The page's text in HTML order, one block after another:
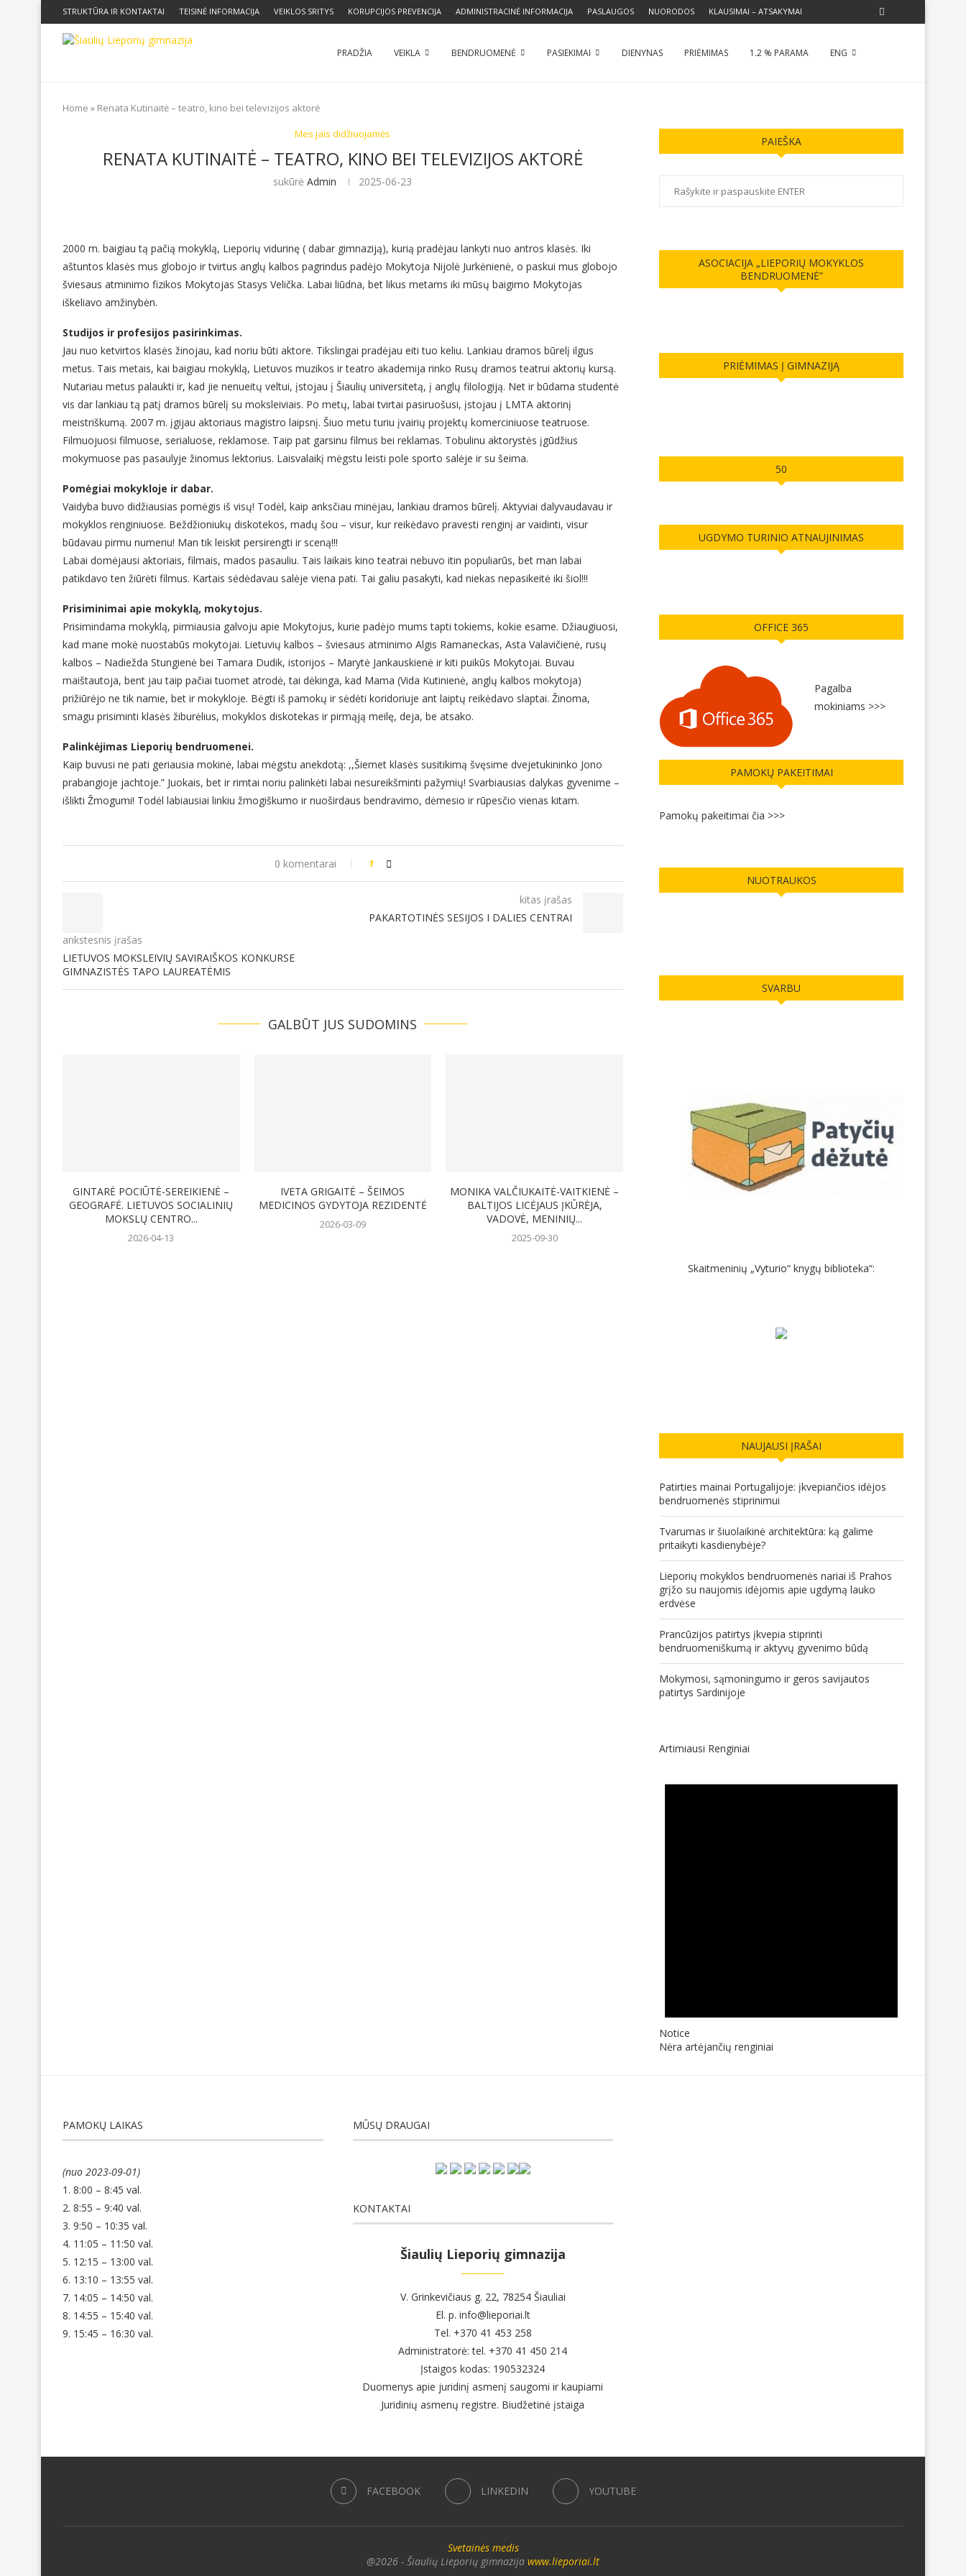
STRUKTŪRA IR KONTAKTAI TEISINĖ INFORMACIJA VEIKLOS SRITYS KORUPCIJOS PREVENCIJA ADMINISTRACINĖ INFORMACIJA PASLAUGOS NUORODOS KLAUSIMAI – ATSAKYMAI
PRADŽIA VEIKLA BENDRUOMENĖ PASIEKIMAI DIENYNAS PRIĖMIMAS 1.2 % PARAMA ENG
Home » Renata Kutinaitė – teatro, kino bei televizijos aktorė
Mes jais didžiuojamės
RENATA KUTINAITĖ – TEATRO, KINO BEI TELEVIZIJOS AKTORĖ
sukūrėAdmin 2025-06-23
2000 m. baigiau tą pačią mokyklą, Lieporių vidurinę ( dabar gimnaziją), kurią pradėjau lankyti nuo antros klasės. Iki
aštuntos klasės mus globojo ir tvirtus anglų kalbos pagrindus padėjo Mokytoja Nijolė Jurkėnienė, o paskui mus globojo
šviesaus atminimo fizikos Mokytojas Stasys Velička. Labai liūdna, bet likus metams iki mūsų baigimo Mokytojas
iškeliavo amžinybėn.
Studijos ir profesijos pasirinkimas.
Jau nuo ketvirtos klasės žinojau, kad noriu būti aktore. Tikslingai pradėjau eiti tuo keliu. Lankiau dramos būrelį ilgus
metus. Tais metais, kai baigiau mokyklą, Lietuvos muzikos ir teatro akademija rinko Rusų dramos teatrui aktorių kursą.
Nutariau metus palaukti ir, kad jie nenueitų veltui, įstojau į Šiaulių universitetą, į anglų filologiją. Net ir būdama studentė
vis dar lankiau tą patį dramos būrelį su moksleiviais. Po metų, labai tvirtai pasiruošusi, įstojau į LMTA aktorinį
meistriškumą. 2007 m. įgijau aktoriaus magistro laipsnį. Šiuo metu turiu įvairių projektų komerciniuose teatruose.
Filmuojuosi filmuose, serialuose, reklamose. Taip pat garsinu filmus bei reklamas. Tobulinu aktorystės įgūdžius
mokymuose pas pasaulyje žinomus lektorius. Laisvalaikį mėgstu leisti pole sporto salėje ir su šeima.
Pomėgiai mokykloje ir dabar.
Vaidyba buvo didžiausias pomėgis iš visų! Todėl, kaip anksčiau minėjau, lankiau dramos būrelį. Aktyviai dalyvaudavau ir
mokyklos renginiuose. Beždžioniukų diskotekos, madų šou – visur, kur reikėdavo pravesti renginį ar vaidinti, visur
būdavau pirmu numeriu! Man tik leiskit persirengti ir sceną!!!
Labai domėjausi aktoriais, filmais, mados pasauliu. Tais laikais kino teatrai nebuvo itin populiarūs, bet man labai
patikdavo ten žiūrėti filmus. Kartais sėdėdavau salėje viena pati. Tai galiu pasakyti, kad niekas nepasikeitė iki šiol!!!
Prisiminimai apie mokyklą, mokytojus.
Prisimindama mokyklą, pirmiausia galvoju apie Mokytojus, kurie padėjo mums tapti tokiems, kokie esame. Džiaugiuosi,
kad mane mokė nuostabūs mokytojai. Lietuvių kalbos – šviesaus atminimo Algis Ramaneckas, Asta Valavičienė, rusų
kalbos – Nadiežda Stungienė bei Tamara Dudik, istorijos – Marytė Jankauskienė ir kiti puikūs Mokytojai. Buvau
maištautoja, bent jau taip pačiai tuomet atrodė, tai dėkinga, kad Mama (Vida Kutinienė, anglų kalbos mokytoja)
prižiūrėjo ne tik namie, bet ir mokykloje. Bėgti iš pamokų ir sėdėti koridoriuje ant laiptų reikėdavo slaptai. Žinoma,
smagu prisiminti klasės žiburėlius, mokyklos diskotekas ir pirmąją meilę, deja, be atsako.
Palinkėjimas Lieporių bendruomenei.
Kaip buvusi ne pati geriausia mokinė, labai mėgstu anekdotą: ,,Šiemet klasės susitikimą švęsime dvejetukininko Jono
prabangioje jachtoje.” Juokais, bet ir rimtai noriu palinkėti labai nesureikšminti pažymių! Svarbiausias dalykas gyvenime –
išlikti Žmogumi! Todėl labiausiai linkiu žmogiškumo ir nuoširdaus bendravimo, dėmesio ir rūpesčio vienas kitam.
0 komentarai 1
ankstesnis įrašas
LIETUVOS MOKSLEIVIŲ SAVIRAIŠKOS KONKURSE
GIMNAZISTĖS TAPO LAUREATĖMIS
kitas įrašas
PAKARTOTINĖS SESIJOS I DALIES CENTRAI
GALBŪT JUS SUDOMINS
GINTARĖ POCIŪTĖ-SEREIKIENĖ –
GEOGRAFĖ. LIETUVOS SOCIALINIŲ
MOKSLŲ CENTRO...
2026-04-13
IVETA GRIGAITĖ – ŠEIMOS
MEDICINOS GYDYTOJA REZIDENTĖ
2026-03-09
MONIKA VALČIUKAITĖ-VAITKIENĖ –
BALTIJOS LICĖJAUS ĮKŪRĖJA,
VADOVĖ, MENINIŲ...
2025-09-30
PAIEŠKA
ASOCIACIJA „LIEPORIŲ MOKYKLOS
BENDRUOMENĖ”
PRIĖMIMAS Į GIMNAZIJĄ
50
UGDYMO TURINIO ATNAUJINIMAS
OFFICE 365
Pagalba
mokiniams >>>
PAMOKŲ PAKEITIMAI
Pamokų pakeitimai čia >>>
NUOTRAUKOS
SVARBU
Skaitmeninių „Vyturio“ knygų biblioteka“:
NAUJAUSI ĮRAŠAI
Patirties mainai Portugalijoje: įkvepiančios idėjos
bendruomenės stiprinimui
Tvarumas ir šiuolaikinė architektūra: ką galime
pritaikyti kasdienybėje?
Lieporių mokyklos bendruomenės nariai iš Prahos
grįžo su naujomis idėjomis apie ugdymą lauko
erdvėse
Prancūzijos patirtys įkvepia stiprinti
bendruomeniškumą ir aktyvų gyvenimo būdą
Mokymosi, sąmoningumo ir geros savijautos
patirtys Sardinijoje
Artimiausi Renginiai
Notice
Nėra artėjančių renginiai
PAMOKŲ LAIKAS
(nuo 2023-09-01)
1. 8:00 – 8:45 val.
2. 8:55 – 9:40 val.
3. 9:50 – 10:35 val.
4. 11:05 – 11:50 val.
5. 12:15 – 13:00 val.
6. 13:10 – 13:55 val.
7. 14:05 – 14:50 val.
8. 14:55 – 15:40 val.
9. 15:45 – 16:30 val.
MŪSŲ DRAUGAI
KONTAKTAI
Šiaulių Lieporių gimnazija
V. Grinkevičiaus g. 22, 78254 Šiauliai
El. p. info@lieporiai.lt
Tel. +370 41 453 258
Administratorė: tel. +370 41 450 214
Įstaigos kodas: 190532324
Duomenys apie juridinį asmenį saugomi ir kaupiami
Juridinių asmenų registre. Biudžetinė įstaiga
FACEBOOK LINKEDIN YOUTUBE
Svetainės medis
@2026 - Šiaulių Lieporių gimnazija www.lieporiai.lt